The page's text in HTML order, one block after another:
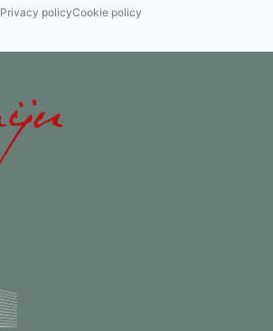
Privacy policyCookie policy